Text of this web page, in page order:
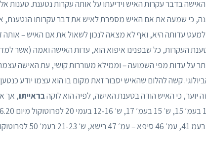
בדבר עקרות האיש וידיעתו על אותה עקרות נטענת. טענות
כי שמעה את אם האיש מספרת לאיש את דבר עקרותו הנטענת,
למעט עדותה היא, ואף לא מצאה לנכון לשאול את אם האיש –
העקרות, כל שבפנינו איפוא הוא, עדות האישה ואמה (אשר
על עדות מפי השמועה – וממילא מעוררות קושי, עת האישה
קשה להלום שהאיש יסבור זאת מקום בו הוא עצמו יודע
זה יוער, כי האיש הודה בטענת האישה, לפיה הוא לוקהבראייתו, אך